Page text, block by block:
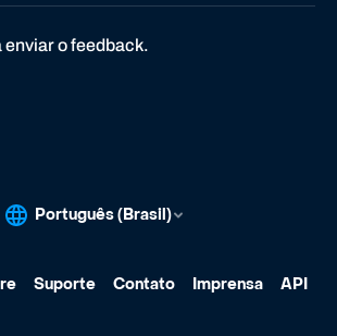
enviar o feedback.